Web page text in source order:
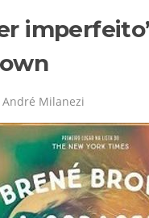
André Milanezi